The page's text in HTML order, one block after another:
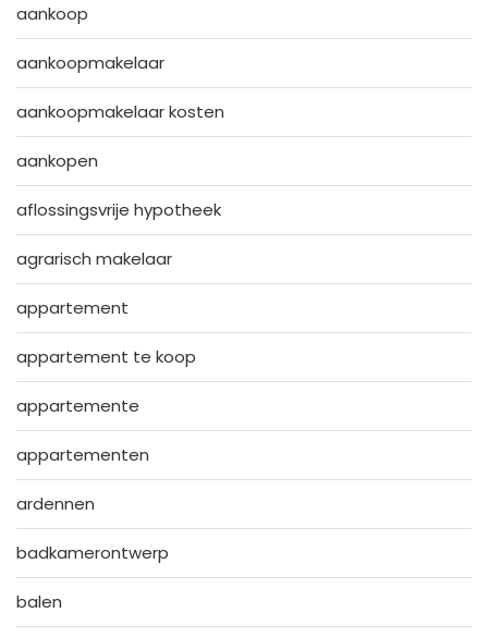
aankoop
aankoopmakelaar
aankoopmakelaar kosten
aankopen
aflossingsvrije hypotheek
agrarisch makelaar
appartement
appartement te koop
appartemente
appartementen
ardennen
badkamerontwerp
balen